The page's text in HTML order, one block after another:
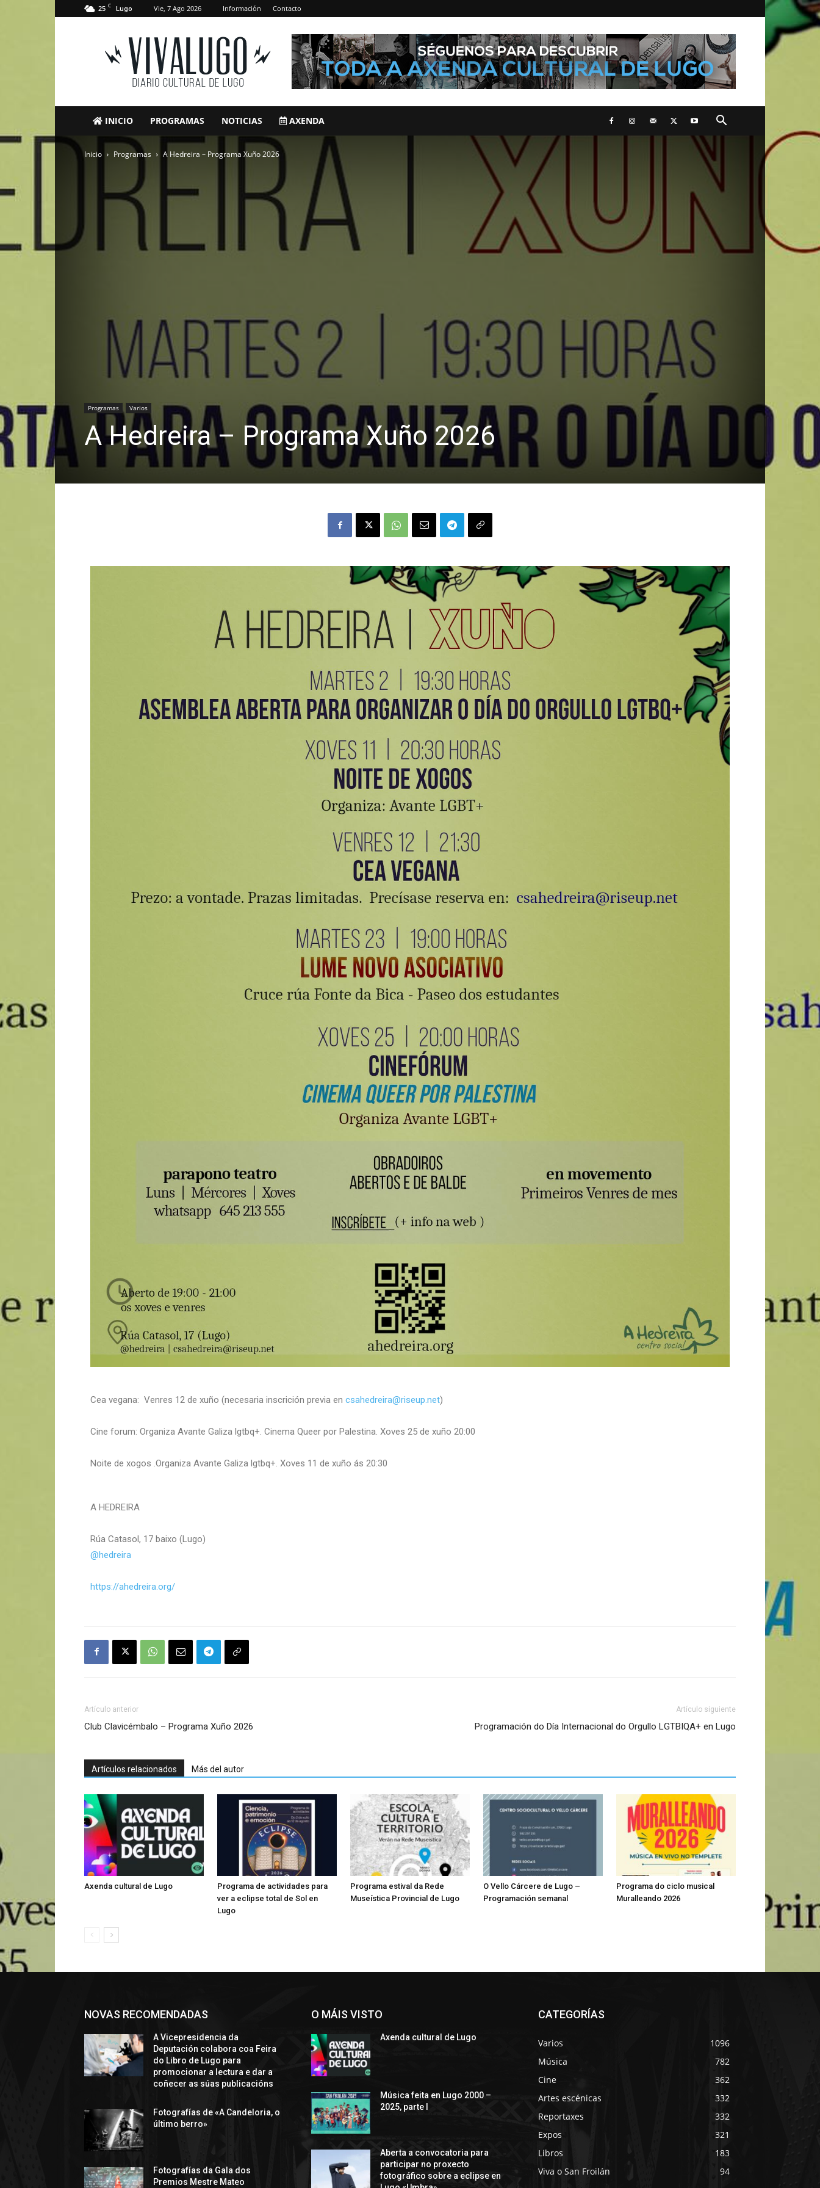
25 C Lugo Vie, 7 Ago 2026 Información Contacto
VivaLugo
INICIO PROGRAMAS NOTICIAS AXENDA
Inicio Programas A Hedreira – Programa Xuño 2026
Programas Varios
A Hedreira – Programa Xuño 2026
Cea vegana: Venres 12 de xuño (necesaria inscrición previa en csahedreira@riseup.net)
Cine forum: Organiza Avante Galiza lgtbq+. Cinema Queer por Palestina. Xoves 25 de xuño 20:00
Noite de xogos .Organiza Avante Galiza lgtbq+. Xoves 11 de xuño ás 20:30
A HEDREIRA
Rúa Catasol, 17 baixo (Lugo)
@hedreira
https://ahedreira.org/
Artículo anterior
Club Clavicémbalo – Programa Xuño 2026
Artículo siguiente
Programación do Día Internacional do Orgullo LGTBIQA+ en Lugo
Artículos relacionados Más del autor
Axenda cultural de Lugo
Programa de actividades para
ver a eclipse total de Sol en
Lugo
Programa estival da Rede
Museística Provincial de Lugo
O Vello Cárcere de Lugo –
Programación semanal
Programa do ciclo musical
Muralleando 2026
NOVAS RECOMENDADAS
A Vicepresidencia da
Deputación colabora coa Feira
do Libro de Lugo para
promocionar a lectura e dar a
coñecer as súas publicacións
Fotografías de «A Candeloria, o
último berro»
Fotografías da Gala dos
Premios Mestre Mateo
O MÁIS VISTO
Axenda cultural de Lugo
Música feita en Lugo 2000 –
2025, parte I
Aberta a convocatoria para
participar no proxecto
fotográfico sobre a eclipse en
CATEGORÍAS
Varios
1096
Música
782
Cine
362
Artes escénicas
332
Reportaxes
332
Expos
321
Libros
183
Viva o San Froilán
94